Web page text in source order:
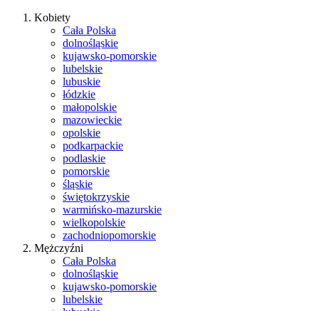
Kobiety
Cała Polska
dolnośląskie
kujawsko-pomorskie
lubelskie
lubuskie
łódzkie
małopolskie
mazowieckie
opolskie
podkarpackie
podlaskie
pomorskie
śląskie
świętokrzyskie
warmińsko-mazurskie
wielkopolskie
zachodniopomorskie
Mężczyźni
Cała Polska
dolnośląskie
kujawsko-pomorskie
lubelskie